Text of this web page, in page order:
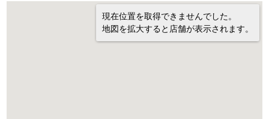
現在位置を取得できませんでした。
地図を拡大すると店舗が表示されます。